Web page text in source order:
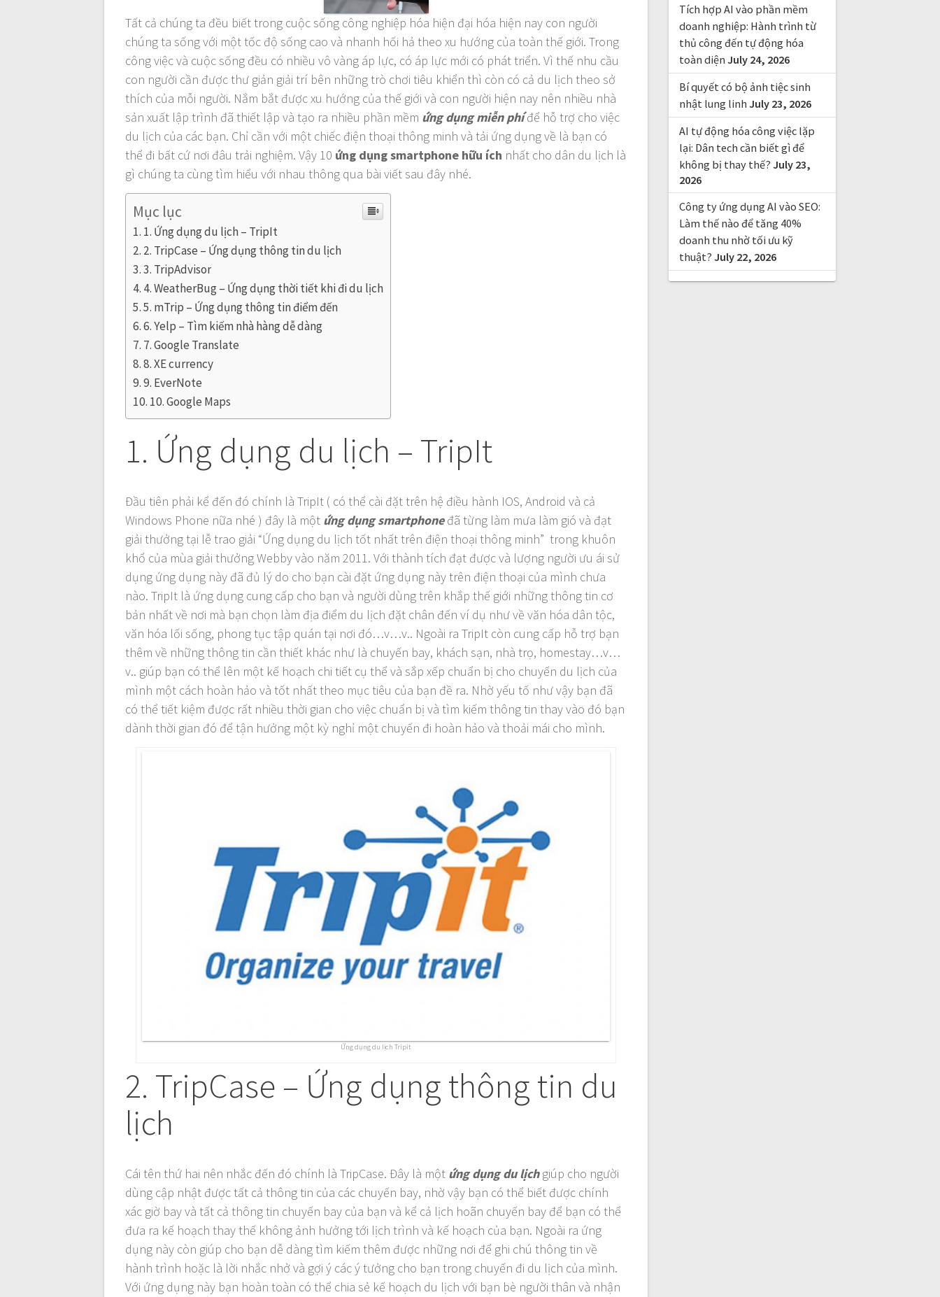
Tất cả chúng ta đều biết trong cuộc sống công nghiệp hóa hiện đại hóa hiện nay con người
chúng ta sống với một tốc độ sống cao và nhanh hối hả theo xu hướng của toàn thế giới. Trong
công việc và cuộc sống đều có nhiều vô vàng áp lực, có áp lực mới có phát triển. Vì thế nhu cầu
con người cần được thư giản giải trí bên những trò chơi tiêu khiển thì còn có cả du lịch theo sở
thích của mỗi người. Nắm bắt được xu hướng của thế giới và con người hiện nay nên nhiều nhà
sản xuất lập trình đã thiết lập và tạo ra nhiều phần mềm ứng dụng miễn phíđể hỗ trợ cho việc
du lịch của các bạn. Chỉ cần với một chiếc điện thoại thông minh và tải ứng dụng về là bạn có
thể đi bất cứ nơi đâu trải nghiệm. Vậy 10 ứng dụng smartphone hữu ích nhất cho dân du lịch là
gì chúng ta cùng tìm hiểu với nhau thông qua bài viết sau đây nhé.
Mục lục
1. Ứng dụng du lịch – TripIt
2. TripCase – Ứng dụng thông tin du lịch
3. TripAdvisor
4. WeatherBug – Ứng dụng thời tiết khi đi du lịch
5. mTrip – Ứng dụng thông tin điểm đến
6. Yelp – Tìm kiếm nhà hàng dễ dàng
7. Google Translate
8. XE currency
9. EverNote
10. Google Maps
1. Ứng dụng du lịch – TripIt
Đầu tiên phải kể đến đó chính là TripIt ( có thể cài đặt trên hệ điều hành IOS, Android và cả
Windows Phone nữa nhé ) đây là một ứng dụngsmartphoneđã từng làm mưa làm gió và đạt
giải thưởng tại lễ trao giải “Ứng dụng du lịch tốt nhất trên điện thoại thông minh” trong khuôn
khổ của mùa giải thưởng Webby vào năm 2011. Với thành tích đạt được và lượng người ưu ái sử
dụng ứng dụng này đã đủ lý do cho bạn cài đặt ứng dụng này trên điện thoại của mình chưa
nào. TripIt là ứng dụng cung cấp cho bạn và người dùng trên khắp thế giới những thông tin cơ
bản nhất về nơi mà bạn chọn làm địa điểm du lịch đặt chân đến ví dụ như về văn hóa dân tộc,
văn hóa lối sống, phong tục tập quán tại nơi đó…v…v.. Ngoài ra TripIt còn cung cấp hỗ trợ bạn
thêm về những thông tin cần thiết khác như là chuyến bay, khách sạn, nhà trọ, homestay…v…
v.. giúp bạn có thể lên một kế hoạch chi tiết cụ thể và sắp xếp chuẩn bị cho chuyến du lịch của
mình một cách hoàn hảo và tốt nhất theo mục tiêu của bạn đề ra. Nhờ yếu tố như vậy bạn đã
có thể tiết kiệm được rất nhiều thời gian cho việc chuẩn bị và tìm kiếm thông tin thay vào đó bạn
dành thời gian đó để tận hưởng một kỳ nghỉ một chuyến đi hoàn hảo và thoải mái cho mình.
Ứng dụng du lịch Tripit
2. TripCase – Ứng dụng thông tin du
lịch
Cái tên thứ hai nên nhắc đến đó chính là TripCase. Đây là một ứng dụng du lịchgiúp cho người
dùng cập nhật được tất cả thông tin của các chuyến bay, nhờ vậy bạn có thể biết được chính
xác giờ bay và tất cả thông tin chuyến bay của bạn và kể cả lịch hoãn chuyến bay để bạn có thể
đưa ra kế hoạch thay thế không ảnh hưởng tới lịch trình và kế hoạch của bạn. Ngoài ra ứng
dụng này còn giúp cho bạn dễ dàng tìm kiếm thêm được những nơi để ghi chú thông tin về
hành trình hoặc là lời nhắc nhở và gợi ý các ý tưởng cho bạn trong chuyến đi du lịch của mình.
Với ứng dụng này bạn hoàn toàn có thể chia sẻ kế hoạch du lịch với bạn bè người thân và nhận
Tích hợp AI vào phần mềm
doanh nghiệp: Hành trình từ
thủ công đến tự động hóa
toàn diện July 24, 2026
Bí quyết có bộ ảnh tiệc sinh
nhật lung linh July 23, 2026
AI tự động hóa công việc lặp
lại: Dân tech cần biết gì để
không bị thay thế? July 23,
2026
Công ty ứng dụng AI vào SEO:
Làm thế nào để tăng 40%
doanh thu nhờ tối ưu kỹ
thuật? July 22, 2026